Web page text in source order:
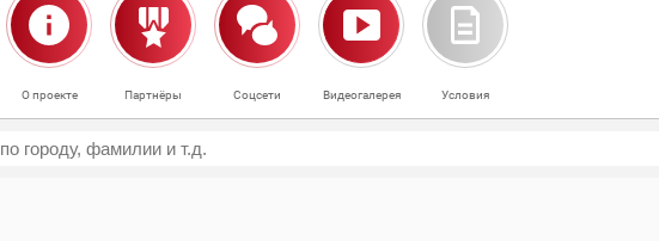
О проекте Партнёры Соцсети Видеогалерея Условия